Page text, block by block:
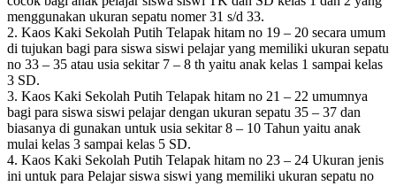
menggunakan ukuran sepatu nomer 31 s/d 33.
2. Kaos Kaki Sekolah Putih Telapak hitam no 19 – 20 secara umum
di tujukan bagi para siswa siswi pelajar yang memiliki ukuran sepatu
no 33 – 35 atau usia sekitar 7 – 8 th yaitu anak kelas 1 sampai kelas
3 SD.
3. Kaos Kaki Sekolah Putih Telapak hitam no 21 – 22 umumnya
bagi para siswa siswi pelajar dengan ukuran sepatu 35 – 37 dan
biasanya di gunakan untuk usia sekitar 8 – 10 Tahun yaitu anak
mulai kelas 3 sampai kelas 5 SD.
4. Kaos Kaki Sekolah Putih Telapak hitam no 23 – 24 Ukuran jenis
ini untuk para Pelajar siswa siswi yang memiliki ukuran sepatu no